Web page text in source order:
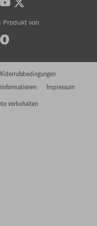
Produkt von
vorbehalten
Impressum